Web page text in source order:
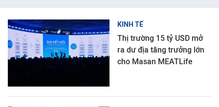
KINH TẾ
Thị trường 15 tỷ USD mở
ra dư địa tăng trưởng lớn
cho Masan MEATLife